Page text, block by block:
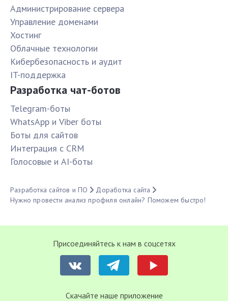
Администрирование сервера
Управление доменами
Хостинг
Облачные технологии
Кибербезопасность и аудит
IT-поддержка
Разработка чат-ботов
Telegram-боты
WhatsApp и Viber боты
Боты для сайтов
Интеграция с CRM
Голосовые и AI-боты
Разработка сайтов и ПО
Доработка сайта
Нужно провести анализ профиля онлайн? Поможем быстро!
Присоединяйтесь к нам в соцсетях
Cкачайте наше приложение